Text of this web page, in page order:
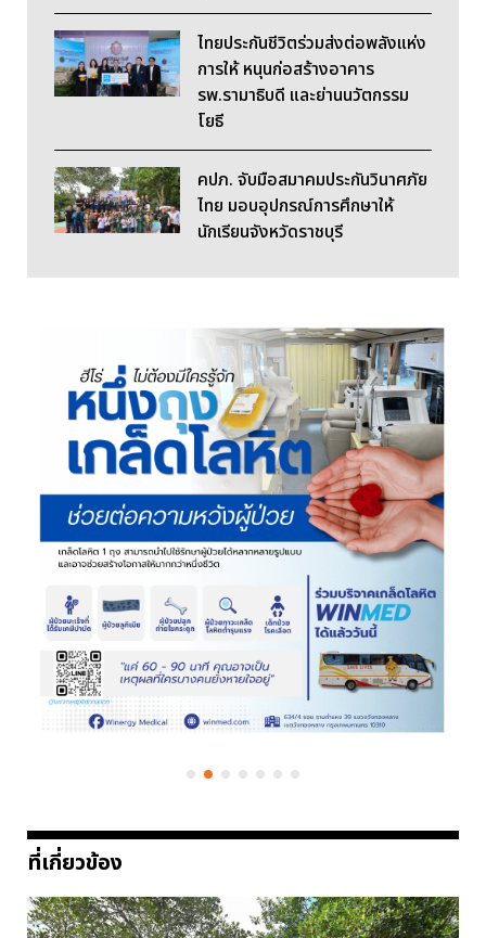
ไทยประกันชีวิตร่วมส่งต่อพลังแห่ง
การให้ หนุนก่อสร้างอาคาร
รพ.รามาธิบดี และย่านนวัตกรรม
โยธี
คปภ. จับมือสมาคมประกันวินาศภัย
ไทย มอบอุปกรณ์การศึกษาให้
นักเรียนจังหวัดราชบุรี
ที่เกี่ยวข้อง